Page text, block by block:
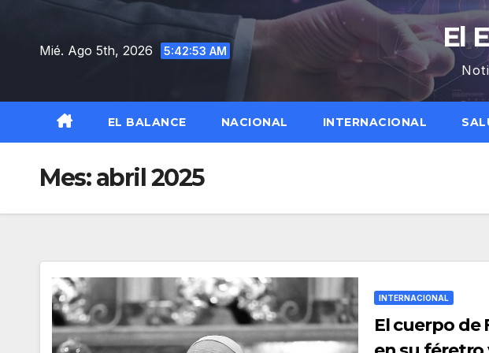
contenidoMié. Ago 5th, 2026 5:42:54 AM El
EL BALANCE NACIONAL INTERNACIONAL
Mes:abril 2025
INTERNACIONAL
El cuerpo de